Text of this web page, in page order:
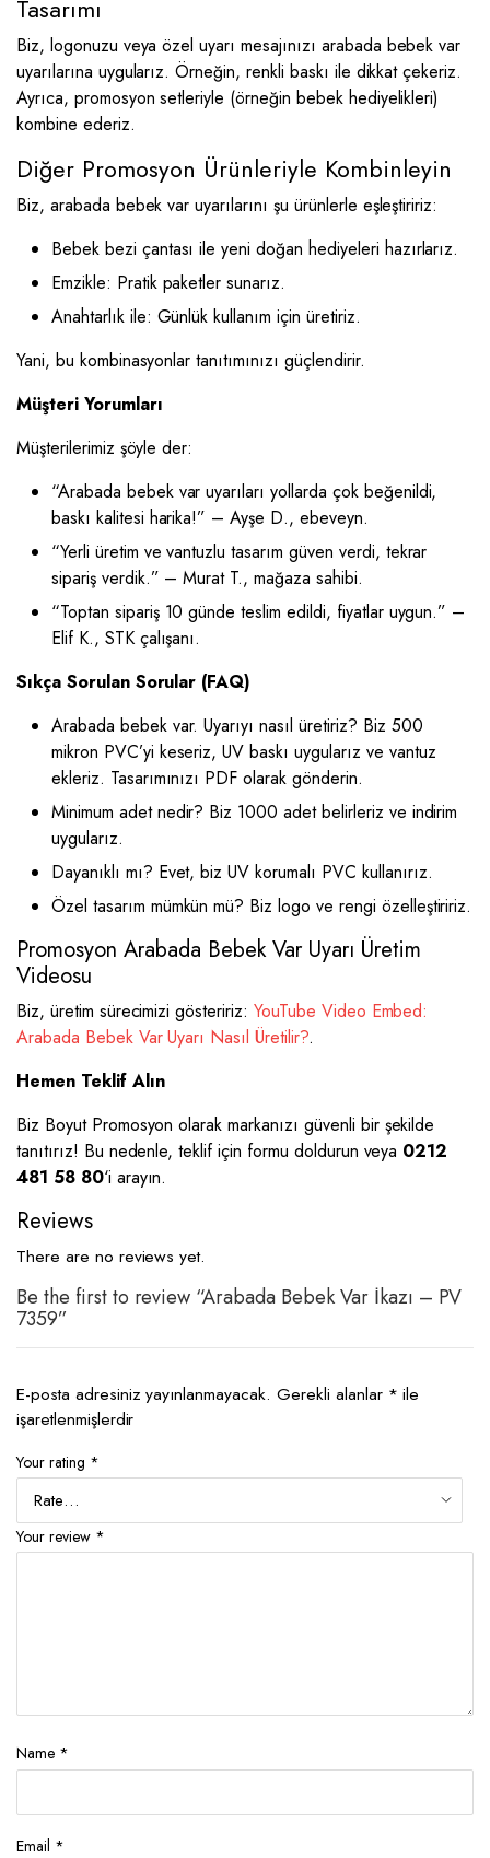
Tasarımı
Biz, logonuzu veya özel uyarı mesajınızı arabada bebek var
uyarılarına uygularız. Örneğin, renkli baskı ile dikkat çekeriz.
Ayrıca, promosyon setleriyle (örneğin bebek hediyelikleri)
kombine ederiz.
Diğer Promosyon Ürünleriyle Kombinleyin
Biz, arabada bebek var uyarılarını şu ürünlerle eşleştiririz:
Bebek bezi çantası ile yeni doğan hediyeleri hazırlarız.
Emzikle: Pratik paketler sunarız.
Anahtarlık ile: Günlük kullanım için üretiriz.
Yani, bu kombinasyonlar tanıtımınızı güçlendirir.
Müşteri Yorumları
Müşterilerimiz şöyle der:
“Arabada bebek var uyarıları yollarda çok beğenildi,
baskı kalitesi harika!” – Ayşe D., ebeveyn.
“Yerli üretim ve vantuzlu tasarım güven verdi, tekrar
sipariş verdik.” – Murat T., mağaza sahibi.
“Toptan sipariş 10 günde teslim edildi, fiyatlar uygun.” –
Elif K., STK çalışanı.
Sıkça Sorulan Sorular (FAQ)
Arabada bebek var. Uyarıyı nasıl üretiriz? Biz 500
mikron PVC’yi keseriz, UV baskı uygularız ve vantuz
ekleriz. Tasarımınızı PDF olarak gönderin.
Minimum adet nedir? Biz 1000 adet belirleriz ve indirim
uygularız.
Dayanıklı mı? Evet, biz UV korumalı PVC kullanırız.
Özel tasarım mümkün mü? Biz logo ve rengi özelleştiririz.
Promosyon Arabada Bebek Var Uyarı Üretim
Videosu
Biz, üretim sürecimizi gösteririz: YouTube Video Embed:
Arabada Bebek Var Uyarı Nasıl Üretilir?.
Hemen Teklif Alın
Biz Boyut Promosyon olarak markanızı güvenli bir şekilde
tanıtırız! Bu nedenle, teklif için formu doldurun veya 0212
481 58 80‘i arayın.
Reviews
There are no reviews yet.
Be the first to review “Arabada Bebek Var İkazı – PV
7359”
E-posta adresiniz yayınlanmayacak. Gerekli alanlar * ile
işaretlenmişlerdir
Your rating *
Your review *
Name *
Email *